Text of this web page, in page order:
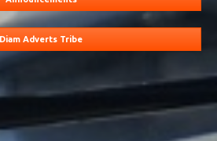
Diam Adverts Tribe